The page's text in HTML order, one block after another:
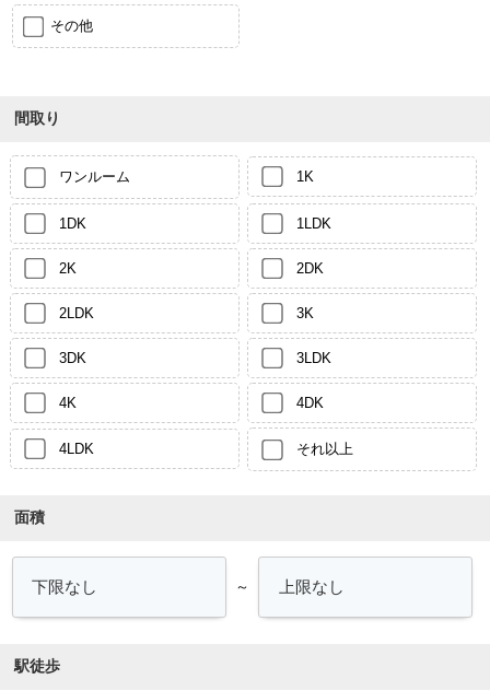
その他
間取り
ワンルーム 1K
1DK 1LDK
2K 2DK
2LDK 3K
3DK 3LDK
4K 4DK
4LDK それ以上
面積
～
駅徒歩